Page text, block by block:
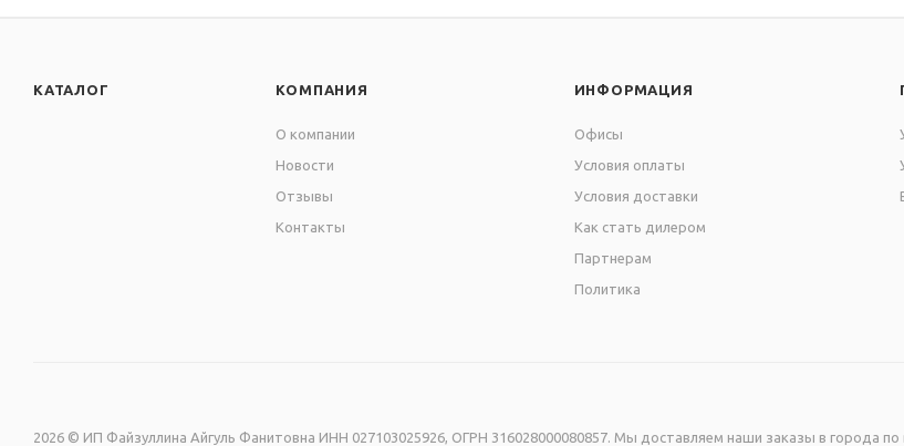
КАТАЛОГ КОМПАНИЯ
О компании
Новости
Отзывы
Контакты
ИНФОРМАЦИЯ
Офисы
Условия оплаты
Условия доставки
Как стать дилером
Партнерам
Политика
2026 © ИП Файзуллина Айгуль Фанитовна ИНН 027103025926, ОГРН 316028000080857. Мы доставляем наши заказы в города